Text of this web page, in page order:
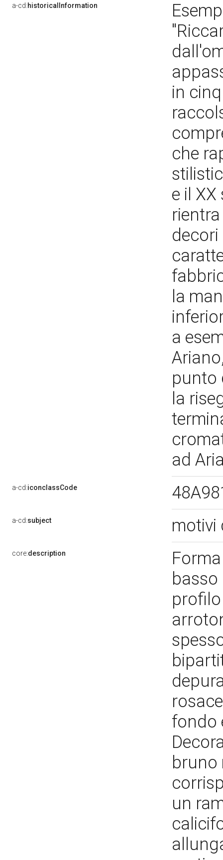
a-cd:historicalInformation
in
che
e il
la
a
punto
la
ad
a-cd:iconclassCode
a-cd:subject motivi
core:description
fondo
bruno
un